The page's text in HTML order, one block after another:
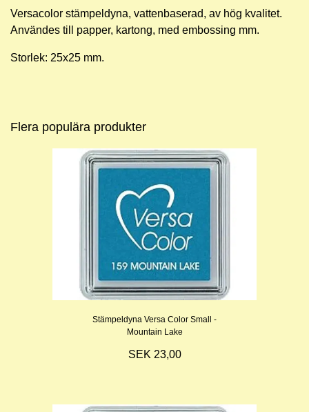
Versacolor stämpeldyna, vattenbaserad, av hög kvalitet.
Användes till papper, kartong, med embossing mm.
Storlek: 25x25 mm.
Flera populära produkter
Stämpeldyna Versa Color Small -
Mountain Lake
SEK 23,00